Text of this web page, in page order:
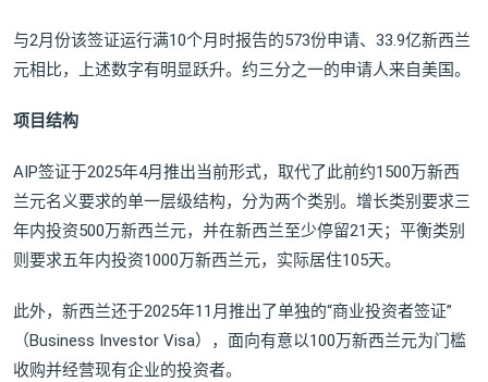
与2月份该签证运行满10个月时报告的573份申请、33.9亿新西兰
元相比，上述数字有明显跃升。约三分之一的申请人来自美国。
项目结构
AIP签证于2025年4月推出当前形式，取代了此前约1500万新西
兰元名义要求的单一层级结构，分为两个类别。增长类别要求三
年内投资500万新西兰元，并在新西兰至少停留21天；平衡类别
则要求五年内投资1000万新西兰元，实际居住105天。
此外，新西兰还于2025年11月推出了单独的“商业投资者签证”
（Business Investor Visa），面向有意以100万新西兰元为门槛
收购并经营现有企业的投资者。